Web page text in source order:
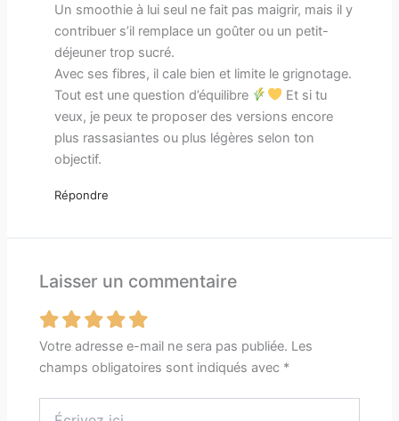
Un smoothie à lui seul ne fait pas maigrir, mais il y
contribuer s’il remplace un goûter ou un petit-
déjeuner trop sucré.
Avec ses fibres, il cale bien et limite le grignotage.
Tout est une question d’équilibre
Et si tu
veux, je peux te proposer des versions encore
plus rassasiantes ou plus légères selon ton
objectif.
Répondre
Laisser un commentaire
Votre adresse e-mail ne sera pas publiée. Les
champs obligatoires sont indiqués avec *